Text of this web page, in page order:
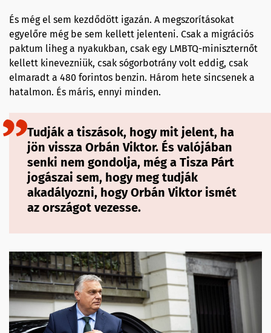
És még el sem kezdődött igazán. A megszorításokat
egyelőre még be sem kellett jelenteni. Csak a migrációs
paktum liheg a nyakukban, csak egy LMBTQ-miniszternőt
kellett kinevezniük, csak sógorbotrány volt eddig, csak
elmaradt a 480 forintos benzin. Három hete sincsenek a
hatalmon. És máris, ennyi minden.
Tudják a tiszások, hogy mit jelent, ha
jön vissza Orbán Viktor. És valójában
senki nem gondolja, még a Tisza Párt
jogászai sem, hogy meg tudják
akadályozni, hogy Orbán Viktor ismét
az országot vezesse.